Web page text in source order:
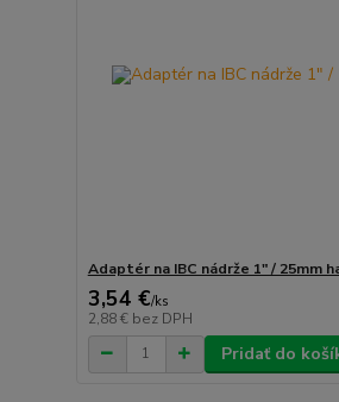
Adaptér na IBC nádrže 1" / 25mm
3,54 €/ks
2,88 € bez DPH
Pridať do